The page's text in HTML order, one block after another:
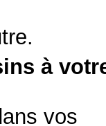
à
vos